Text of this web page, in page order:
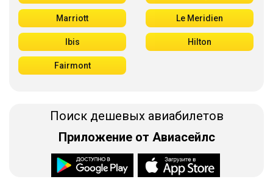
Marriott Le Meridien
Ibis Hilton
Fairmont
Поиск дешевых авиабилетов
Приложение от Авиасейлс